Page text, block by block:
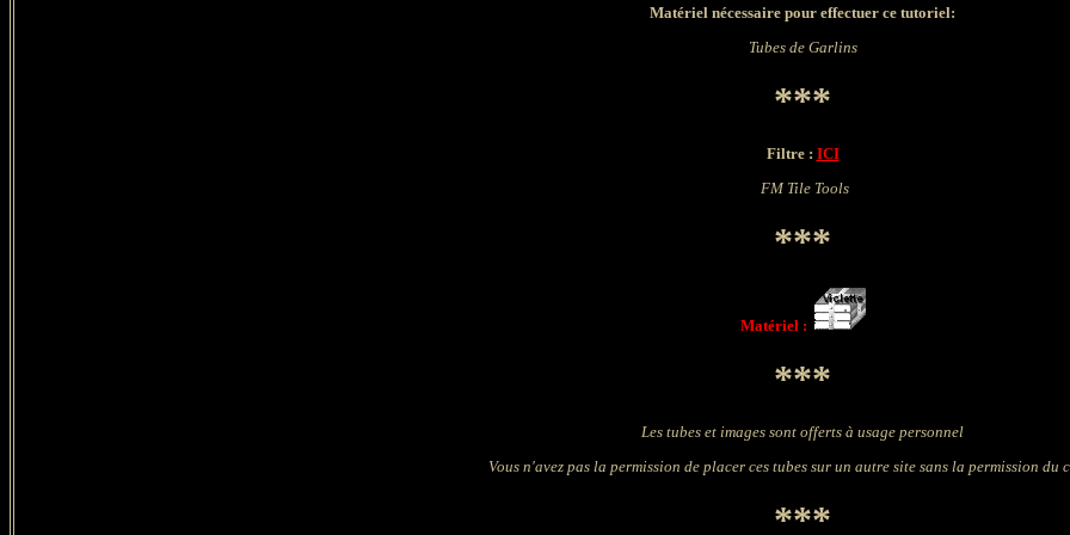
Matériel nécessaire pour effectuer ce tutoriel:
Tubes de Garlins
***
Filtre : ICI
FM Tile Tools
***
Matériel :
***
Les tubes et images sont offerts à usage personnel
Vous n'avez pas la permission de placer ces tubes sur un autre site sans la permission du
***